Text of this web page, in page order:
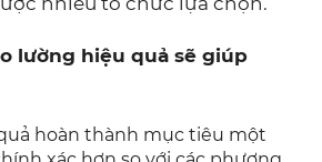
lường hiệu quả sẽ giúp
hoàn thành mục tiêu một